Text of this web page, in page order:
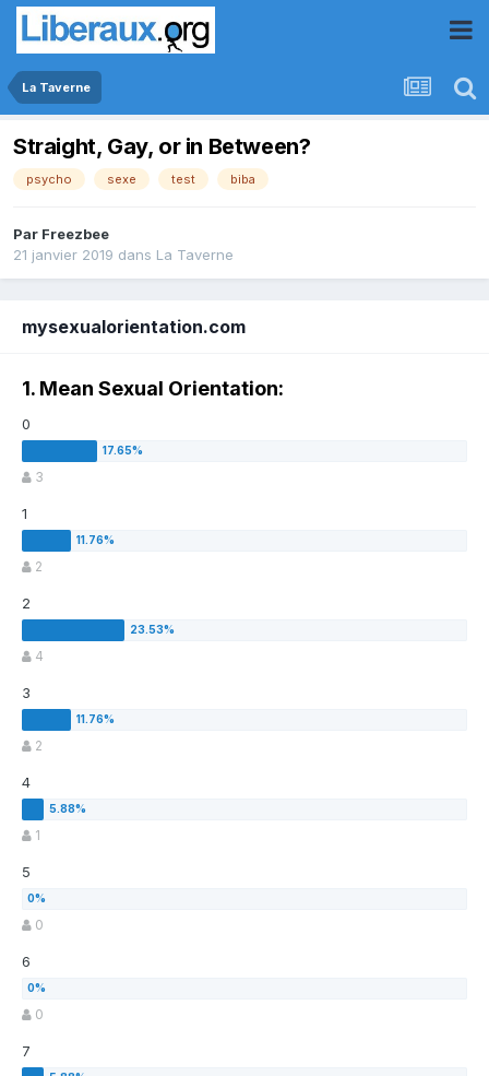
La Taverne
Straight, Gay, or in Between?
psycho sexe test biba
Par Freezbee
21 janvier 2019 dans La Taverne
mysexualorientation.com
1. Mean Sexual Orientation:
0
3
1
2
2
4
3
2
4
1
5
0
6
0
7